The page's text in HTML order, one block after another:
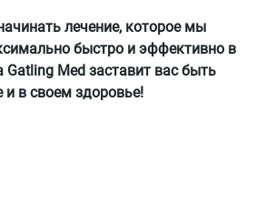
лечение, которое мы
быстро и эффективно в
Med заставит вас быть
и в своем здоровье!